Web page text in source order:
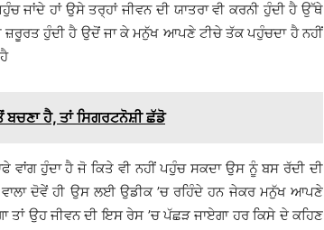
ਜਾਂਦੇ ਹਾਂ ਉਸੇ ਤਰ੍ਹਾਂ ਜੀਵਨ ਦੀ ਯਾਤਰਾ ਵੀ ਕਰਨੀ ਹੁੰਦੀ ਹੈ ਉੱਥੇ
ਹੁੰਦੀ ਹੈ ਉਦੋਂ ਜਾ ਕੇ ਮਨੁੱਖ ਆਪਣੇ ਟੀਚੇ ਤੱਕ ਪਹੁੰਚਦਾ ਹੈ ਨਹੀਂ
ਹੈ, ਤਾਂ ਸਿਗਰਟਨੋਸ਼ੀ ਛੱਡੋ
ਵਾਂਗ ਹੁੰਦਾ ਹੈ ਜੋ ਕਿਤੇ ਵੀ ਨਹੀਂ ਪਹੁੰਚ ਸਕਦਾ ਉਸ ਨੂੰ ਬਸ ਰੱਦੀ ਦੀ
ਵਾਲਾ ਦੋਵੇਂ ਹੀ ਉਸ ਲਈ ਉਡੀਕ ’ਚ ਰਹਿੰਦੇ ਹਨ ਜੇਕਰ ਮਨੁੱਖ ਆਪਣੇ
ਤਾਂ ਉਹ ਜੀਵਨ ਦੀ ਇਸ ਰੇਸ ’ਚ ਪੱਛੜ ਜਾਏਗਾ ਹਰ ਕਿਸੇ ਦੇ ਕਹਿਣ